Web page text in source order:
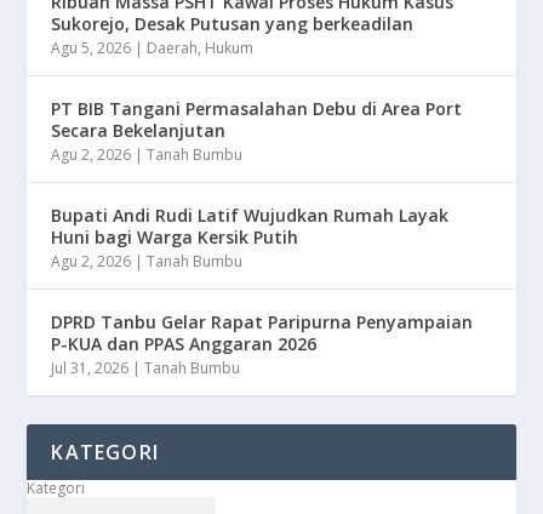
Sukorejo, Desak Putusan yang berkeadilan
Agu 5, 2026 | Daerah, Hukum
PT BIB Tangani Permasalahan Debu di Area Port
Secara Bekelanjutan
Agu 2, 2026 |Tanah Bumbu
Bupati Andi Rudi Latif Wujudkan Rumah Layak
Huni bagi Warga Kersik Putih
Agu 2, 2026 |Tanah Bumbu
DPRD Tanbu Gelar Rapat Paripurna Penyampaian
P-KUA dan PPAS Anggaran 2026
Jul 31, 2026 |Tanah Bumbu
KATEGORI
Kategori